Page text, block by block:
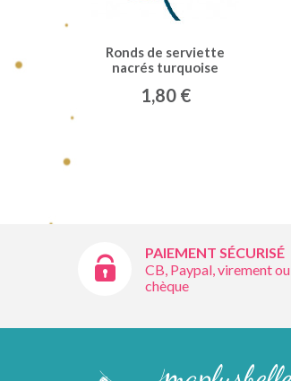
Ronds de serviette
nacrés turquoise
1,80 €
PAIEMENT SÉCURISÉ
CB, Paypal, virement ou
chèque